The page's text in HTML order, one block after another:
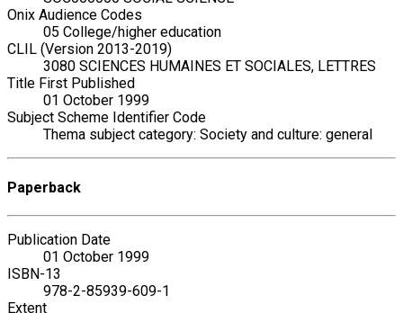
Onix Audience Codes
05 College/higher education
CLIL (Version 2013-2019)
3080 SCIENCES HUMAINES ET SOCIALES, LETTRES
Title First Published
01 October 1999
Subject Scheme Identifier Code
Thema subject category: Society and culture: general
Paperback
Publication Date
01 October 1999
ISBN-13
978-2-85939-609-1
Extent